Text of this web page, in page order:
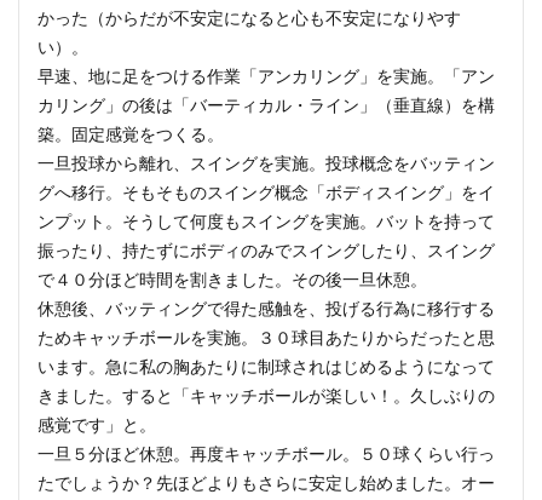
かった（からだが不安定になると心も不安定になりやす
い）。
早速、地に足をつける作業「アンカリング」を実施。「アン
カリング」の後は「バーティカル・ライン」（垂直線）を構
築。固定感覚をつくる。
一旦投球から離れ、スイングを実施。投球概念をバッティン
グへ移行。そもそものスイング概念「ボディスイング」をイ
ンプット。そうして何度もスイングを実施。バットを持って
振ったり、持たずにボディのみでスイングしたり、スイング
で４０分ほど時間を割きました。その後一旦休憩。
休憩後、バッティングで得た感触を、投げる行為に移行する
ためキャッチボールを実施。３０球目あたりからだったと思
います。急に私の胸あたりに制球されはじめるようになって
きました。すると「キャッチボールが楽しい！。久しぶりの
感覚です」と。
一旦５分ほど休憩。再度キャッチボール。５０球くらい行っ
たでしょうか？先ほどよりもさらに安定し始めました。オー